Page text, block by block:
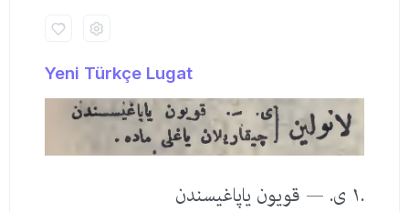
Yeni Türkçe Lugat
.١ ی. — قویون یاپاغیسندن